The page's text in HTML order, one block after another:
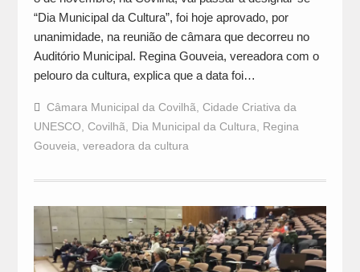
“Dia Municipal da Cultura”, foi hoje aprovado, por
unanimidade, na reunião de câmara que decorreu no
Auditório Municipal. Regina Gouveia, vereadora com o
pelouro da cultura, explica que a data foi…
Câmara Municipal da Covilhã Cidade Criativa da
UNESCO Covilhã Dia Municipal da Cultura
Regina
Gouveia vereadora da cultura